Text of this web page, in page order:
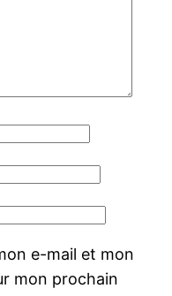
e-mail et mon
mon prochain